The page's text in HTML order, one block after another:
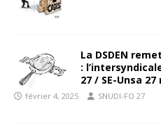
La DSDEN
:
27 / SE-Unsa
février 4, 2025 SNUDI-FO 27